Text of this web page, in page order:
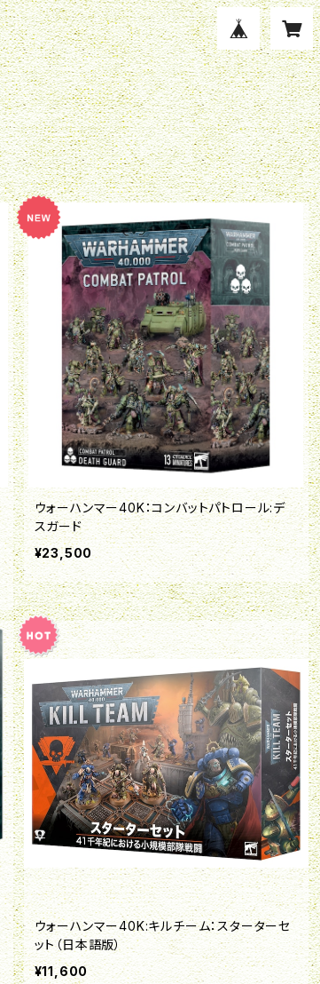
ウォーハンマー40K：コンバットパトロール:デ
スガード
¥23,500
ウォーハンマー40K:キルチーム：スターターセ
ット（日本語版）
¥11,600